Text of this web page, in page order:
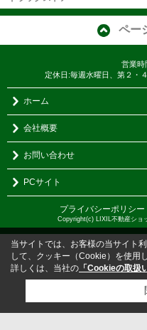
ペー
営業時
定休日:毎週水曜日、第２・
ホーム
会社概要
お問い合わせ
PCサイト
プライバシーポリシー
Copyright(c) LIXIL不動産ショ
当サイトでは、お客様の当サイト
して、クッキー（Cookie）を使用
詳しくは、当社の 「Cookieの取扱